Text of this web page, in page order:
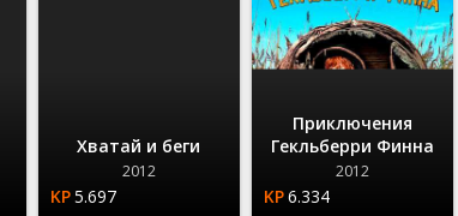
Хватай и беги
2012
5.697
Приключения
Гекльберри Финна
2012
6.334